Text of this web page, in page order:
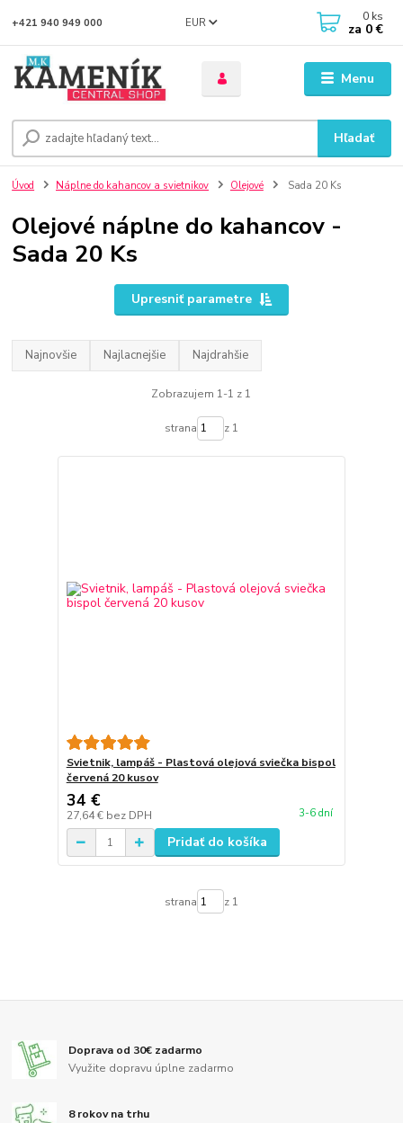
Menu
EUR
Hľadať
+421 940 949 000 0 ks
za 0 €
Úvod Náplne do kahancov a svietnikov Olejové Sada 20 Ks
Olejové náplne do kahancov -
Sada 20 Ks
Upresniť parametre
Najnovšie Najlacnejšie Najdrahšie
Zobrazujem 1-1 z 1
strana z 1
Svietnik, lampáš - Plastová olejová sviečka bispol
červená 20 kusov
34 €
27,64 € bez DPH 3-6 dní
Pridať do košíka
strana z 1
Doprava od 30€ zadarmo
Využite dopravu úplne zadarmo
8 rokov na trhu